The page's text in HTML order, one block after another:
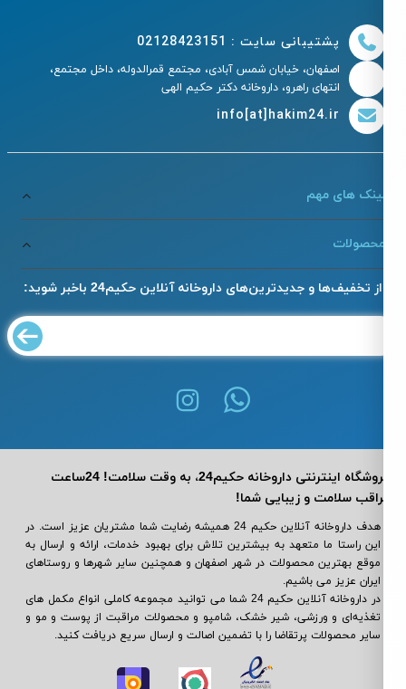
پشتیبانی سایت : 02128423151
اصفهان، خیابان شمس آبادی، مجتمع قمرالدوله، داخل مجتمع،
انتهای راهرو، داروخانه دکتر حکیم الهی
info[at]hakim24.ir
های مهم
از تخفیف‌ها و جدیدترین‌های داروخانه آنلاین حکیم24 باخبر شوید:
فروشگاه اینترنتی داروخانه حکیم24، به وقت سلامت! 24ساعت
سلامت و زیبایی شما!
هدف داروخانه آنلاین حکیم 24 همیشه رضایت شما مشتریان عزیز است. در
این راستا ما متعهد به بیشترین تلاش برای بهبود خدمات، ارائه و ارسال به
موقع بهترین محصولات در شهر اصفهان و همچنین سایر شهرها و روستاهای
ایران عزیز می باشیم.
در داروخانه آنلاین حکیم 24 شما می ‌توانید مجموعه کاملی انواع مکمل‌ های
تغذیه‌ای و ورزشی، شیر خشک، شامپو و محصولات مراقبت از پوست و مو و
سایر محصولات پرتقاضا را با تضمین اصالت و ارسال سریع دریافت کنید.